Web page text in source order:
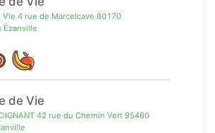
Vie 4 rue de Marcelcave 80170
Ézanville
de Vie
42 rue du Chemin Vert 95460